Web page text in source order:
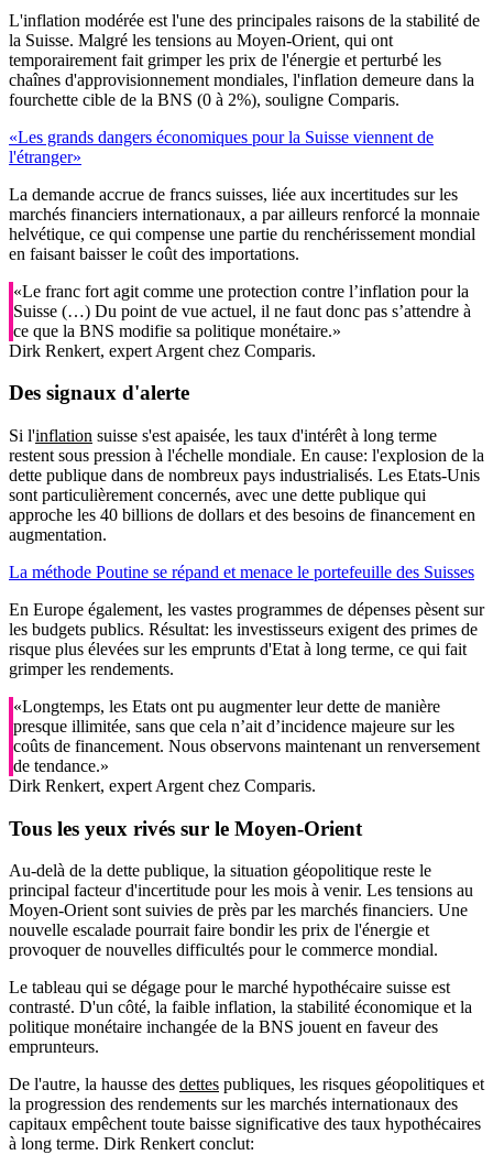
L'inflation modérée est l'une des principales raisons de la stabilité de
la Suisse. Malgré les tensions au Moyen-Orient, qui ont
temporairement fait grimper les prix de l'énergie et perturbé les
chaînes d'approvisionnement mondiales, l'inflation demeure dans la
fourchette cible de la BNS (0 à 2%), souligne Comparis.
«Les grands dangers économiques pour la Suisse viennent de
l'étranger»
La demande accrue de francs suisses, liée aux incertitudes sur les
marchés financiers internationaux, a par ailleurs renforcé la monnaie
helvétique, ce qui compense une partie du renchérissement mondial
en faisant baisser le coût des importations.
«Le franc fort agit comme une protection contre l’inflation pour la
Suisse (…) Du point de vue actuel, il ne faut donc pas s’attendre à
ce que la BNS modifie sa politique monétaire.»
Dirk Renkert, expert Argent chez Comparis.
Des signaux d'alerte
Si l'inflation suisse s'est apaisée, les taux d'intérêt à long terme
restent sous pression à l'échelle mondiale. En cause: l'explosion de la
dette publique dans de nombreux pays industrialisés. Les Etats-Unis
sont particulièrement concernés, avec une dette publique qui
approche les 40 billions de dollars et des besoins de financement en
augmentation.
La méthode Poutine se répand et menace le portefeuille des Suisses
En Europe également, les vastes programmes de dépenses pèsent sur
les budgets publics. Résultat: les investisseurs exigent des primes de
risque plus élevées sur les emprunts d'Etat à long terme, ce qui fait
grimper les rendements.
«Longtemps, les Etats ont pu augmenter leur dette de manière
presque illimitée, sans que cela n’ait d’incidence majeure sur les
coûts de financement. Nous observons maintenant un renversement
de tendance.»
Dirk Renkert, expert Argent chez Comparis.
Tous les yeux rivés sur le Moyen-Orient
Au-delà de la dette publique, la situation géopolitique reste le
principal facteur d'incertitude pour les mois à venir. Les tensions au
Moyen-Orient sont suivies de près par les marchés financiers. Une
nouvelle escalade pourrait faire bondir les prix de l'énergie et
provoquer de nouvelles difficultés pour le commerce mondial.
Le tableau qui se dégage pour le marché hypothécaire suisse est
contrasté. D'un côté, la faible inflation, la stabilité économique et la
politique monétaire inchangée de la BNS jouent en faveur des
emprunteurs.
De l'autre, la hausse des dettes publiques, les risques géopolitiques et
la progression des rendements sur les marchés internationaux des
capitaux empêchent toute baisse significative des taux hypothécaires
à long terme. Dirk Renkert conclut: